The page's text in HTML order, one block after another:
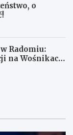
o
Radomiu:
na Wośnikach,